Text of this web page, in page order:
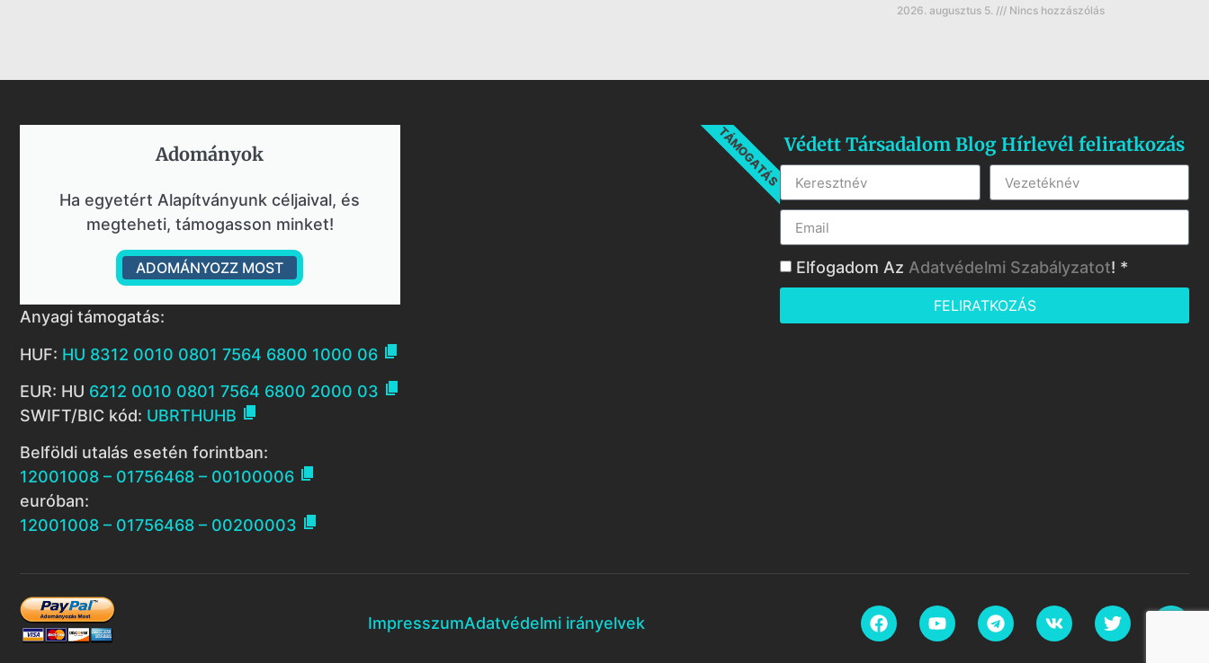
2026. augusztus 5. Nincs hozzászólás
Adományok​
Ha egyetért Alapítványunk céljaival, és
megteheti, támogasson minket!
ADOMÁNYOZZ MOST
TÁMOGATÁS
Anyagi támogatás:
HUF: HU 8312 0010 0801 7564 6800 1000 06 
EUR: HU 6212 0010 0801 7564 6800 2000 03 
SWIFT/BIC kód: UBRTHUHB 
Belföldi utalás esetén forintban:
12001008 – 01756468 – 00100006 
euróban:
12001008 – 01756468 – 00200003 
Védett Társadalom Blog Hírlevél feliratkozás
Elfogadom Az Adatvédelmi Szabályzatot! *
FELIRATKOZÁS
ImpresszumAdatvédelmi irányelvek